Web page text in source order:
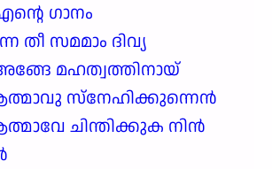
ഗാനം
തീ സമമാം ദിവ്യ
മഹത്വത്തിനായ്
സ്നേഹിക്കുന്നെൻ
ചിന്തിക്കുക നിൻ